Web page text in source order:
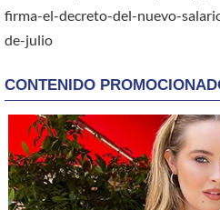
firma-el-decreto-del-nuevo-
de-julio